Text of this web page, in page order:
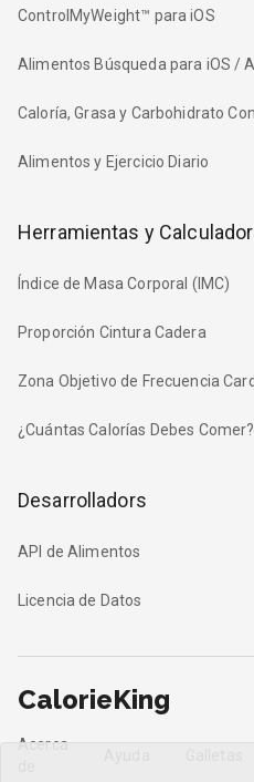
ControlMyWeight™ para iOS
Alimentos Búsqueda para iOS /
Caloría, Grasa y Carbohidrato
Alimentos y Ejercicio Diario
Herramientas y
Índice de Masa Corporal (IMC)
Proporción Cintura Cadera
Zona Objetivo de Frecuencia
¿Cuántas Calorías Debes Comer?
Desarrolladors
API de Alimentos
Licencia de Datos
CalorieKing
Acerca